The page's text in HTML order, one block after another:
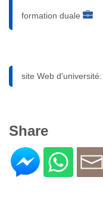
formation duale
site Web d'université:
Share